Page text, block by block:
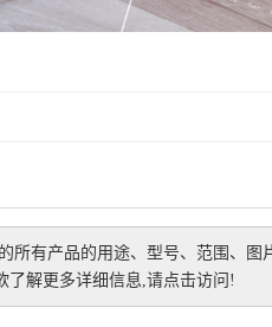
的所有产品的用途、型号、范围、
了解更多详细信息,请点击访问!